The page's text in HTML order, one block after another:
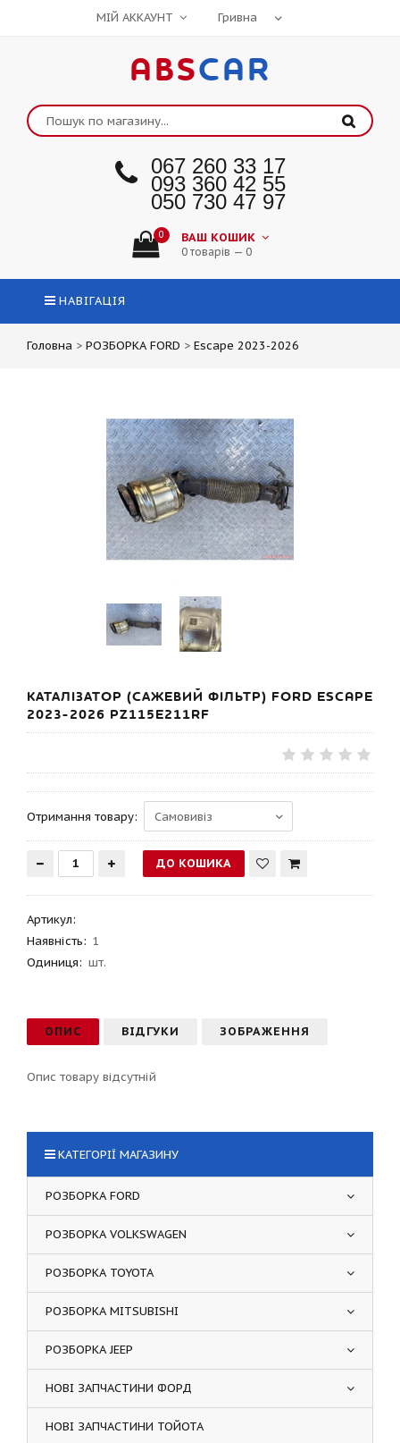
МІЙ АККАУНТ
ABSCAR
067 260 33 17
093 360 42 55
050 730 47 97
0 ВАШ КОШИК
0 товарів — 0
НАВІГАЦІЯ
Головна > РОЗБОРКА FORD > Escape 2023-2026
КАТАЛІЗАТОР (САЖЕВИЙ ФІЛЬТР) FORD ESCAPE
2023-2026 PZ115E211RF
Отримання товару:
Артикул:
Наявність: 1
Одиниця: шт.
ОПИС ВІДГУКИ ЗОБРАЖЕННЯ
Опис товару відсутній
КАТЕГОРІЇ МАГАЗИНУ
РОЗБОРКА FORD
РОЗБОРКА VOLKSWAGEN
РОЗБОРКА TOYOTA
РОЗБОРКА MITSUBISHI
РОЗБОРКА JEEP
НОВІ ЗАПЧАСТИНИ ФОРД
НОВІ ЗАПЧАСТИНИ ТОЙОТА